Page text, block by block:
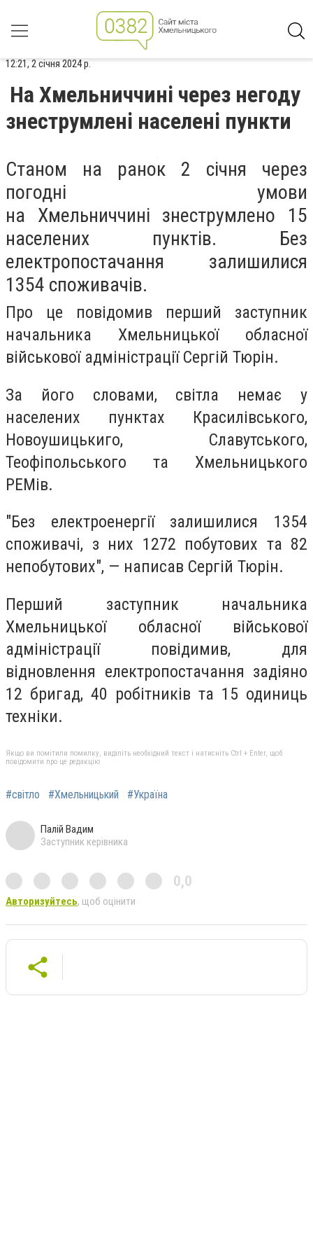
12:21, 2 січня 2024 р.
На Хмельниччині через негоду
знеструмлені населені пункти
Станом на ранок 2 січня через
погодні умови
на Хмельниччині знеструмлено 15
населених пунктів. Без
електропостачання залишилися
1354 споживачів.
Про це повідомив перший заступник
начальника Хмельницької обласної
військової адміністрації Сергій Тюрін.
За його словами, світла немає у
населених пунктах Красилівського,
Новоушицькиго, Славутського,
Теофіпольського та Хмельницького
РЕМів.
"Без електроенергії залишилися 1354
споживачі, з них 1272 побутових та 82
непобутових", — написав Сергій Тюрін.
Перший заступник начальника
Хмельницької обласної військової
адміністрації повідимив, для
відновлення електропостачання задіяно
12 бригад, 40 робітників та 15 одиниць
техніки.
Якщо ви помітили помилку, виділіть необхідний текст і натисніть Ctrl + Enter, щоб
повідомити про це редакцію
#світло #Хмельницький #Україна
Палій Вадим
Заступник керівника
0,0
Авторизуйтесь, щоб оцінити